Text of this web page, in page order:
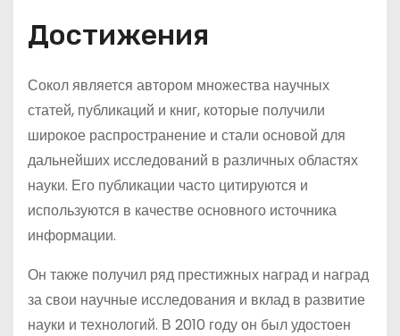
Достижения
Сокол является автором множества научных
статей, публикаций и книг, которые получили
широкое распространение и стали основой для
дальнейших исследований в различных областях
науки. Его публикации часто цитируются и
используются в качестве основного источника
информации.
Он также получил ряд престижных наград и наград
за свои научные исследования и вклад в развитие
науки и технологий. В 2010 году он был удостоен